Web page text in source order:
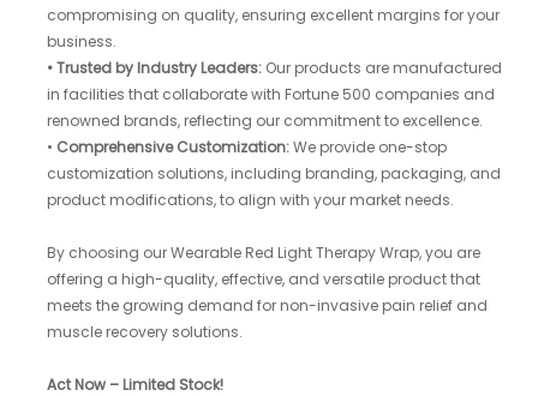
compromising on quality, ensuring excellent margins for your
business.
•Trusted by Industry Leaders: Our products are manufactured
in facilities that collaborate with Fortune 500 companies and
renowned brands, reflecting our commitment to excellence.
• Comprehensive Customization:We provide one-stop
customization solutions, including branding, packaging, and
product modifications, to align with your market needs.
By choosing our Wearable Red Light Therapy Wrap, you are
offering a high-quality, effective, and versatile product that
meets the growing demand for non-invasive pain relief and
muscle recovery solutions.
Act Now – Limited Stock!